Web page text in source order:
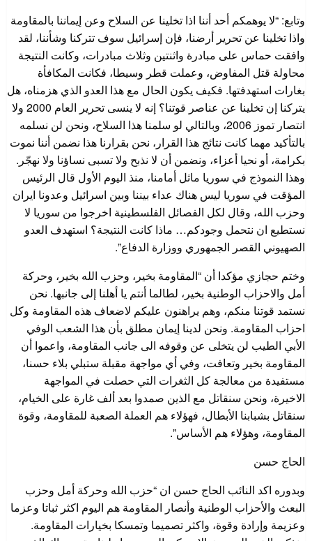
وتابع: “لا يوهمكم أحد أننا اذا تخلينا عن السلاح وعن إيماننا بالمقاومة
واذا تخلينا عن تحرير أرضنا، فإن إسرائيل سوف تتركنا وشأننا، لقد
وافقت حماس على مبادرة واثنتين وثلاث مبادرات، وكانت النتيجة
محاولة قتل المفاوض، وعملت قطر وسيطا، فكانت المكافأة
بغارات استهدفتها. فكيف يكون الحال مع هذا العدو الذي هزمناه، هل
يتركنا إن تخلينا عن عناصر قوتنا؟ إنه لا ينسى تحرير العام 2000 ولا
انتصار تموز 2006، وبالتالي لو سلمنا هذا السلاح، ونحن لن نسلمه
بالتأكيد مهما كانت نتائج هذا القرار، نحن بقرارنا هذا نضمن أننا نموت
بكرامة، أو نحيا أعزاء، ونضمن أن لا نذبح ولا تسبى نساؤنا ولا نهجّر.
وهذا النموذج في سوريا ماثل أمامنا، منذ اليوم الأول قال الرئيس
المؤقت في سوريا ليس هناك عداء بيننا وبين اسرائيل وعدونا ايران
وحزب الله، وقال لكل الفصائل الفلسطينية اخرجوا من سوريا لا
نستطيع ان نتحمل وجودكم… ماذا كانت النتيجة؟ استهدف العدو
الصهيوني القصر الجمهوري ووزارة الدفاع”.
وختم حجازي مؤكدا أن “المقاومة بخير، وحزب الله بخير، وحركة
أمل والاحزاب الوطنية بخير، لطالما أنتم يا أهلنا إلى جانبها. نحن
نستمد قوتنا منكم، وهم يراهنون عليكم لاضعاف هذه المقاومة وكل
احزاب المقاومة. ونحن لدينا إيمان مطلق بأن هذا الشعب الوفي
الأبي الطيب لن يتخلى عن وقوفه الى جانب المقاومة، واعموا أن
المقاومة بخير وتعافت، وفي أي مواجهة مقبلة ستبلي بلاء حسنا،
مستفيدة من معالجة كل الثغرات التي حصلت في المواجهة
الاخيرة، ونحن سنقاتل مع الذين صمدوا بعد ألف غارة على الخيام،
سنقاتل بشبابنا الأبطال، فهؤلاء هم العملة الصعبة للمقاومة، وقوة
المقاومة، وهؤلاء هم الأساس”.
الحاج حسن
وبدوره اكد النائب الحاج حسن ان “حزب الله وحركة أمل وحزب
البعث والأحزاب الوطنية وأنصار المقاومة هم اليوم اكثر ثباتا وعزما
وعزيمة وإرادة وقوة، واكثر تصميما وتمسكا بخيارات المقاومة.